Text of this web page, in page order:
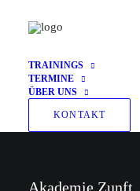
TRAININGS
TERMINE
ÜBER UNS
KONTAKT
Akademie Zunft